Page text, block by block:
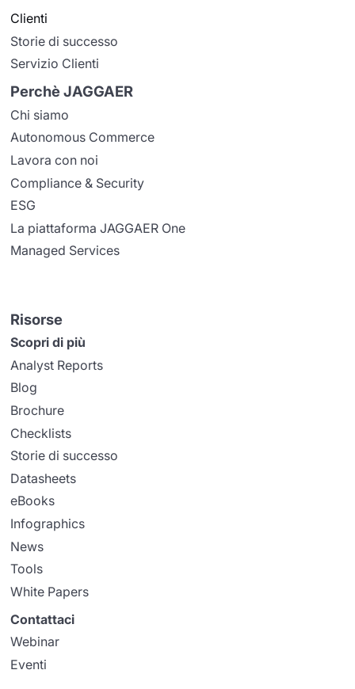
Clienti
Storie di successo
Servizio Clienti
Perchè JAGGAER
Chi siamo
Autonomous Commerce
Lavora con noi
Compliance & Security
ESG
La piattaforma JAGGAER One
Managed Services
Risorse
Scopri di più
Analyst Reports
Blog
Brochure
Checklists
Storie di successo
Datasheets
eBooks
Infographics
News
Tools
White Papers
Contattaci
Webinar
Eventi